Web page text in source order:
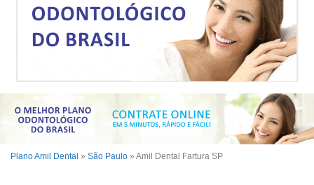
Plano Amil Dental » São Paulo » Amil Dental Fartura SP